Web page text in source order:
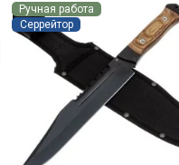
Ручная работа
Серрейтор